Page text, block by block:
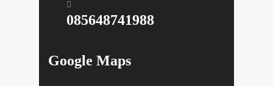
085648741988
Google Maps